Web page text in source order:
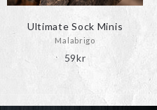
Ultimate Sock Minis
Malabrigo
59kr